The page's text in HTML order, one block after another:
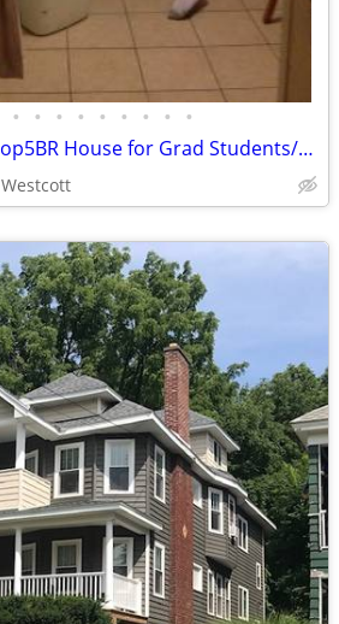
• • • • • • • • •
Lovely Furnished Coop5BR House for Grad Students/Working Professionals
Westcott